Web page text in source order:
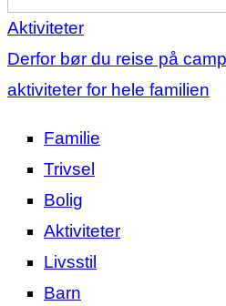
Aktiviteter
Derfor bør du reise på
aktiviteter for hele familien
Familie
Trivsel
Bolig
Aktiviteter
Livsstil
Barn